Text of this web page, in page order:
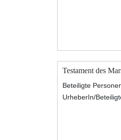
Testament des
Beteiligte
UrheberIn/